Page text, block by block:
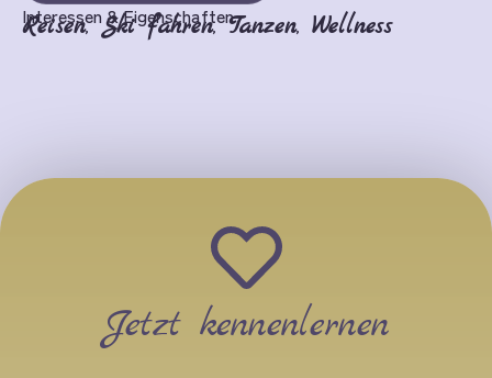
Interessen & Eigenschaften
Reisen,Ski fahren,Tanzen, Wellness
Jetzt kennenlernen